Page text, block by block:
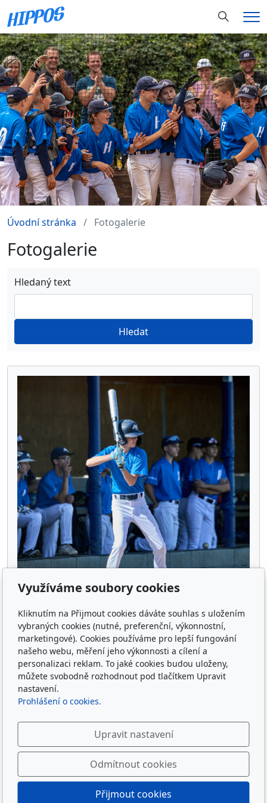
Hledání
Úvodní stránka Fotogalerie
Fotogalerie
Hledaný text
Hledat
Hippos galerie
24. 1. 2025 50
Sledujte nás
Využíváme soubory cookies
Kliknutím na Přijmout cookies dáváte souhlas s uložením
vybraných cookies (nutné, preferenční, výkonnostní,
marketingové). Cookies používáme pro lepší fungování
našeho webu, měření jeho výkonnosti a cílení a
personalizaci reklam. To jaké cookies budou uloženy,
můžete svobodně rozhodnout pod tlačítkem Upravit
nastavení.
Prohlášení o cookies.
Upravit nastavení
Odmítnout cookies
Přijmout cookies